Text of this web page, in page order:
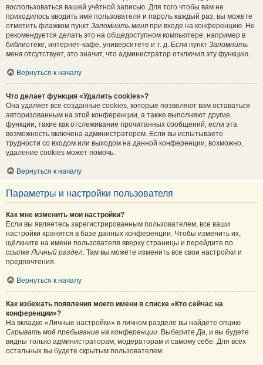
воспользоваться вашей учётной записью. Для того чтобы вам не
приходилось вводить имя пользователя и пароль каждый раз, вы можете
отметить флажком пункт Запомнить меня при входе на конференцию. Не
рекомендуется делать это на общедоступном компьютере, например в
библиотеке, интернет-кафе, университете и т. д. Если пункт Запомнить
меня отсутствует, это значит, что администратор отключил эту функцию.
Вернуться к началу
Что делает функция «Удалить cookies»?
Она удаляет все созданные cookies, которые позволяют вам оставаться
авторизованным на этой конференции, а также выполняют другие
функции, такие как отслеживание прочитанных сообщений, если эта
возможность включена администратором. Если вы испытываете
трудности со входом или выходом на данной конференции, возможно,
удаление cookies может помочь.
Вернуться к началу
Параметры и настройки пользователя
Как мне изменить мои настройки?
Если вы являетесь зарегистрированным пользователем, все ваши
настройки хранятся в базе данных конференции. Чтобы изменить их,
щёлкните на имени пользователя вверху страницы и перейдите по
ссылкеЛичный раздел. Там вы можете изменить все свои настройки и
предпочтения.
Вернуться к началу
Как избежать появления моего имени в списке «Кто сейчас на
конференции»?
На вкладке «Личные настройки» в личном разделе вы найдёте опцию
Скрывать моё пребывание на конференции. ВыберитеДа, и вы будете
видны только администраторам, модераторам и самому себе. Для всех
остальных вы будете скрытым пользователем.